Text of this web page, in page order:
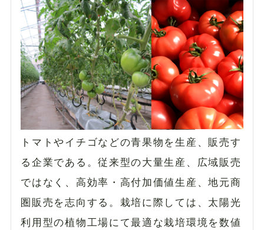
トマトやイチゴなどの青果物を生産、販売す
る企業である。従来型の大量生産、広域販売
ではなく、高効率・高付加価値生産、地元商
圏販売を志向する。栽培に際しては、太陽光
利用型の植物工場にて最適な栽培環境を数値